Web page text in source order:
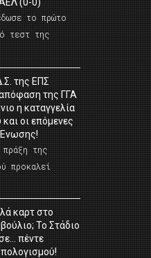
το πρώτο
τεστ της
της ΕΠΣ
της ΓΓΑ
η καταγγελία
οι επόμενες
Ένωσης!
πράξη της
προκαλεί
καρτ στο
Το Στάδιο
πέντε